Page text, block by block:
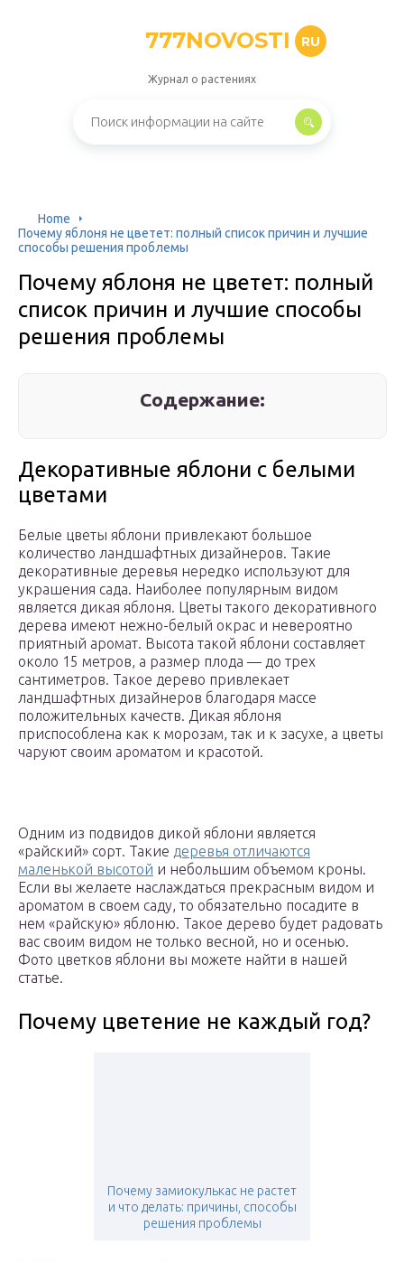
777NOVOSTI RU
Журнал о растениях
Home
Почему яблоня не цветет: полный список причин и лучшие
способы решения проблемы
Почему яблоня не цветет: полный
список причин и лучшие способы
решения проблемы
Содержание:
Декоративные яблони с белыми
цветами
Белые цветы яблони привлекают большое
количество ландшафтных дизайнеров. Такие
декоративные деревья нередко используют для
украшения сада. Наиболее популярным видом
является дикая яблоня. Цветы такого декоративного
дерева имеют нежно-белый окрас и невероятно
приятный аромат. Высота такой яблони составляет
около 15 метров, а размер плода — до трех
сантиметров. Такое дерево привлекает
ландшафтных дизайнеров благодаря массе
положительных качеств. Дикая яблоня
приспособлена как к морозам, так и к засухе, а цветы
чаруют своим ароматом и красотой.
Одним из подвидов дикой яблони является
«райский» сорт. Такие деревья отличаются
маленькой высотой и небольшим объемом кроны.
Если вы желаете наслаждаться прекрасным видом и
ароматом в своем саду, то обязательно посадите в
нем «райскую» яблоню. Такое дерево будет радовать
вас своим видом не только весной, но и осенью.
Фото цветков яблони вы можете найти в нашей
статье.
Почему цветение не каждый год?
Почему замиокулькас не растет
и что делать: причины, способы
решения проблемы